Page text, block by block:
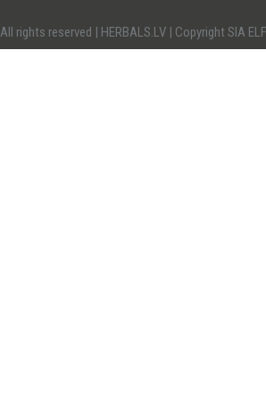
All rights reserved | HERBALS.LV | Copyright SIA